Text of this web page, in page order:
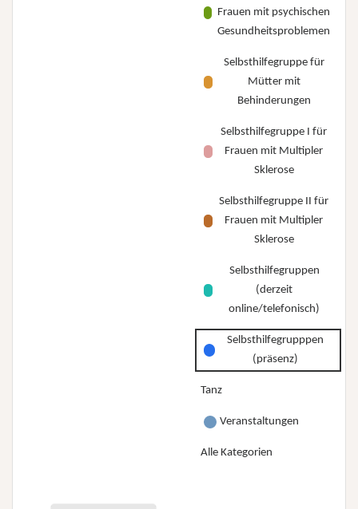
Frauen mit psychischen
Gesundheitsproblemen
Selbsthilfegruppe für
Mütter mit
Behinderungen
Selbsthilfegruppe I für
Frauen mit Multipler
Sklerose
Selbsthilfegruppe II für
Frauen mit Multipler
Sklerose
Selbsthilfegruppen
(derzeit
online/telefonisch)
Selbsthilfegrupppen
(präsenz)
Tanz
Veranstaltungen
Alle Kategorien